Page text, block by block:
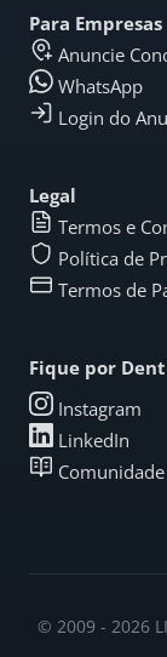
Para Empresas
Anuncie
WhatsApp
Login do
Legal
Termos e
Política de
Termos de
Fique por
Instagram
LinkedIn
© 2009 - 2026